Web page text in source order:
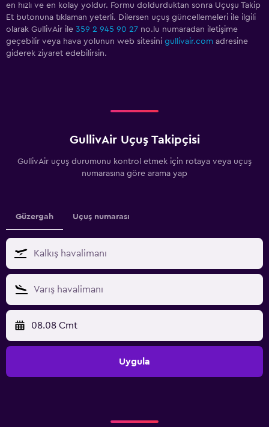
en hızlı ve en kolay yoldur. Formu doldurduktan sonra Uçuşu Takip
Et butonuna tıklaman yeterli. Dilersen uçuş güncellemeleri ile ilgili
olarak GullivAir ile 359 2 945 90 27 no.lu numaradan iletişime
geçebilir veya hava yolunun web sitesini gullivair.com adresine
giderek ziyaret edebilirsin.
GullivAir Uçuş Takipçisi
GullivAir uçuş durumunu kontrol etmek için rotaya veya uçuş
numarasına göre arama yap
Güzergah Uçuş numarası
08.08 Cmt
Uygula